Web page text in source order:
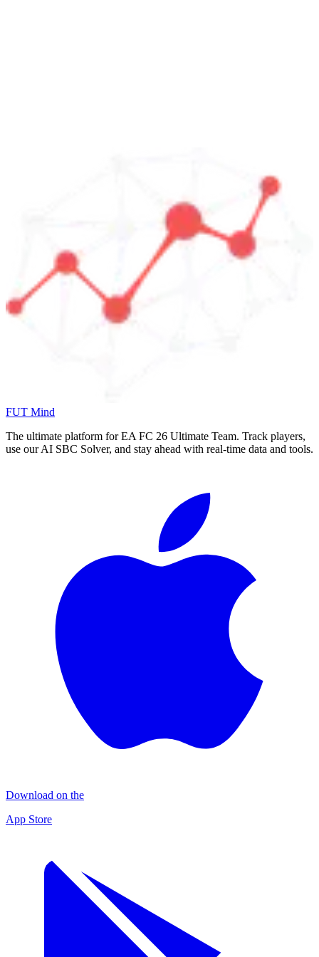
FUT Mind
The ultimate platform for EA FC 26 Ultimate Team. Track players,
use our AI SBC Solver, and stay ahead with real-time data and tools.
Download on the
App Store